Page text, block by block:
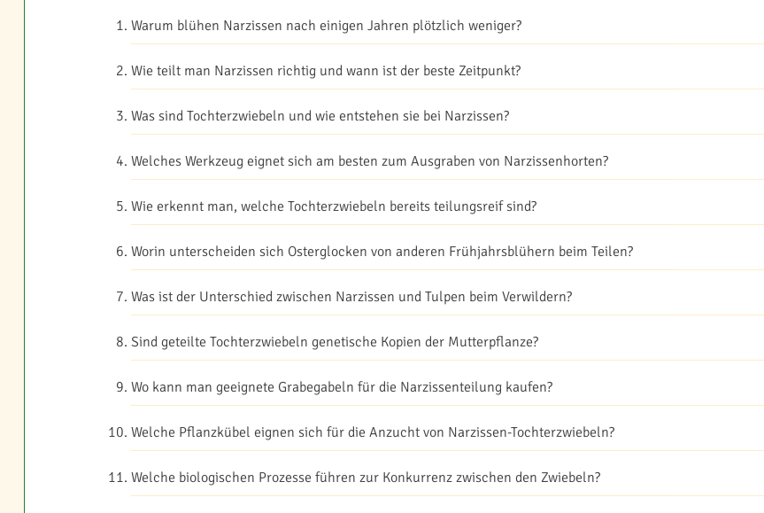
Warum blühen Narzissen nach einigen Jahren plötzlich weniger?
Wie teilt man Narzissen richtig und wann ist der beste Zeitpunkt?
Was sind Tochterzwiebeln und wie entstehen sie bei Narzissen?
Welches Werkzeug eignet sich am besten zum Ausgraben von Narzissenhorten?
Wie erkennt man, welche Tochterzwiebeln bereits teilungsreif sind?
Worin unterscheiden sich Osterglocken von anderen Frühjahrsblühern beim Teilen?
Was ist der Unterschied zwischen Narzissen und Tulpen beim Verwildern?
Sind geteilte Tochterzwiebeln genetische Kopien der Mutterpflanze?
Wo kann man geeignete Grabegabeln für die Narzissenteilung kaufen?
Welche Pflanzkübel eignen sich für die Anzucht von Narzissen-Tochterzwiebeln?
Welche biologischen Prozesse führen zur Konkurrenz zwischen den Zwiebeln?